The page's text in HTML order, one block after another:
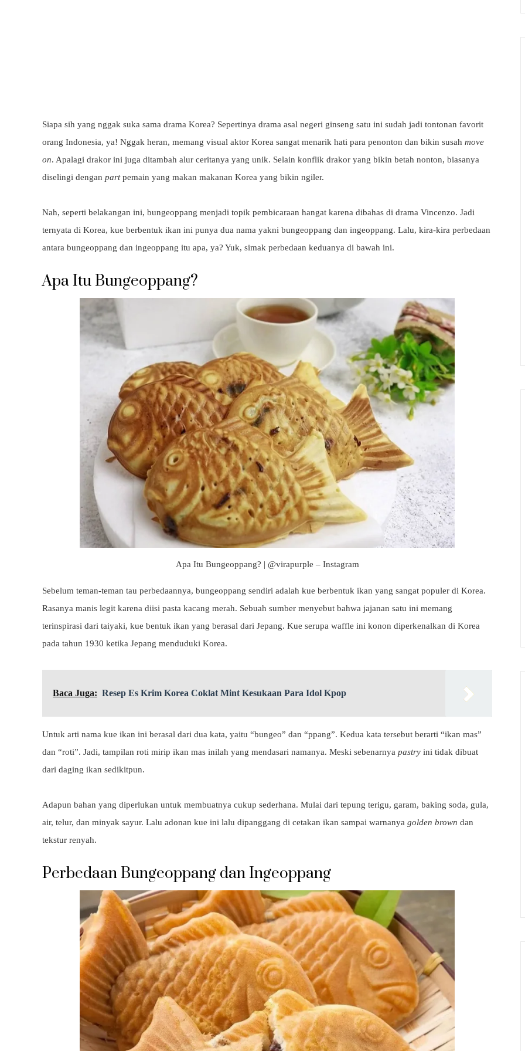
Siapa sih yang nggak suka sama drama Korea? Sepertinya drama asal negeri ginseng satu ini sudah jadi tontonan favorit
orang Indonesia, ya! Nggak heran, memang visual aktor Korea sangat menarik hati para penonton dan bikin susah move
on. Apalagi drakor ini juga ditambah alur ceritanya yang unik. Selain konflik drakor yang bikin betah nonton, biasanya
diselingi dengan partpemain yang makan makanan Korea yang bikin ngiler.
Nah, seperti belakangan ini, bungeoppang menjadi topik pembicaraan hangat karena dibahas di drama Vincenzo. Jadi
ternyata di Korea, kue berbentuk ikan ini punya dua nama yakni bungeoppang dan ingeoppang. Lalu, kira-kira perbedaan
antara bungeoppang dan ingeoppang itu apa, ya? Yuk, simak perbedaan keduanya di bawah ini.
Apa Itu Bungeoppang?
Apa Itu Bungeoppang? | @virapurple – Instagram
Sebelum teman-teman tau perbedaannya, bungeoppang sendiri adalah kue berbentuk ikan yang sangat populer di Korea.
Rasanya manis legit karena diisi pasta kacang merah. Sebuah sumber menyebut bahwa jajanan satu ini memang
terinspirasi dari taiyaki, kue bentuk ikan yang berasal dari Jepang. Kue serupa waffle ini konon diperkenalkan di Korea
pada tahun 1930 ketika Jepang menduduki Korea.
Baca Juga: Resep Es Krim Korea Coklat Mint Kesukaan Para Idol Kpop
Untuk arti nama kue ikan ini berasal dari dua kata, yaitu “bungeo” dan “ppang”. Kedua kata tersebut berarti “ikan mas”
dan “roti”. Jadi, tampilan roti mirip ikan mas inilah yang mendasari namanya. Meski sebenarnya pastry ini tidak dibuat
dari daging ikan sedikitpun.
Adapun bahan yang diperlukan untuk membuatnya cukup sederhana. Mulai dari tepung terigu, garam, baking soda, gula,
air, telur, dan minyak sayur. Lalu adonan kue ini lalu dipanggang di cetakan ikan sampai warnanya golden brown dan
tekstur renyah.
Perbedaan Bungeoppang dan Ingeoppang